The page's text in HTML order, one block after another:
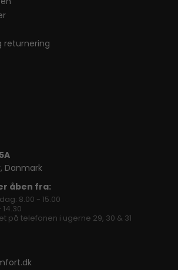
returnering
Danmark
åben fra:
8.00 - 15.00
på telefonen i ugerne 29, 30 & 31